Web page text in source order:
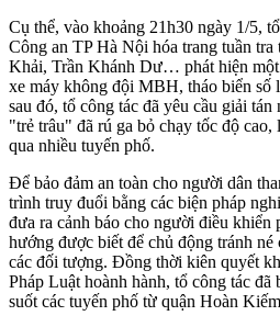
Cụ thể, vào khoảng 21h30 ngày 1/5,
Công an TP Hà Nội hóa trang tuần
Khải, Trần Khánh Dư… phát hiện
xe máy không đội MBH, tháo biển số
sau đó, tổ công tác đã yêu cầu giải
"trẻ trâu" đã rú ga bỏ chạy tốc độ
qua nhiều tuyến phố.
Để bảo đảm an toàn cho người dân
trình truy đuổi bằng các biện pháp
đưa ra cảnh báo cho người điều khiển
hướng được biết để chủ động tránh né
các đối tượng. Đồng thời kiên quyết
Pháp Luật hoành hành, tổ công tác đã
suốt các tuyến phố từ quận Hoàn